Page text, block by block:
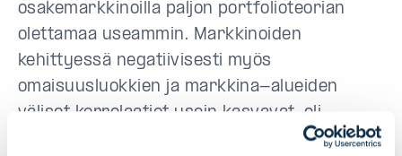
osakemarkkinoilla paljon portfolioteorian
olettamaa useammin. Markkinoiden
kehittyessä negatiivisesti myös
omaisuusluokkien ja markkina-alueiden
väliset korrelaatiot usein kasvavat, eli
hajautushyöty pienenee. Skenaarioanalyysi